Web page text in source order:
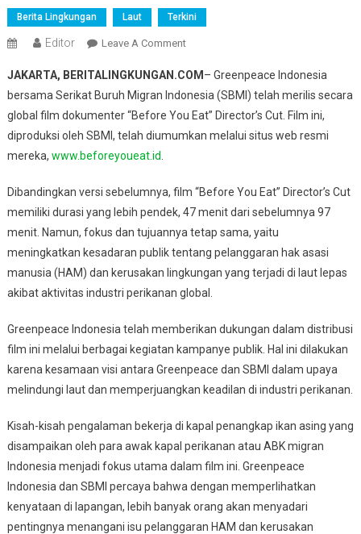
Berita Lingkungan Laut Terkini
Editor Leave A CommentOn
“Before
You
Eat”
Dirilis
Indonesia:
Babak
Baru
Perjuangan
Industri
JAKARTA, BERITALINGKUNGAN.COM– Greenpeace Indonesia
bersama Serikat Buruh Migran Indonesia (SBMI) telah merilis secara
global film dokumenter “Before You Eat” Director’s Cut. Film ini,
diproduksi oleh SBMI, telah diumumkan melalui situs web resmi
mereka, www.beforeyoueat.id
Dibandingkan versi sebelumnya, film “Before You Eat” Director’s Cut
memiliki durasi yang lebih pendek, 47 menit dari sebelumnya 97
menit. Namun, fokus dan tujuannya tetap sama, yaitu
meningkatkan kesadaran publik tentang pelanggaran hak asasi
manusia (HAM) dan kerusakan lingkungan yang terjadi di laut lepas
akibat aktivitas industri perikanan global.
Greenpeace Indonesia telah memberikan dukungan dalam distribusi
film ini melalui berbagai kegiatan kampanye publik. Hal ini dilakukan
karena kesamaan visi antara Greenpeace dan SBMI dalam upaya
melindungi laut dan memperjuangkan keadilan di industri perikanan.
Kisah-kisah pengalaman bekerja di kapal penangkap ikan asing yang
disampaikan oleh para awak kapal perikanan atau ABK migran
Indonesia menjadi fokus utama dalam film ini. Greenpeace
Indonesia dan SBMI percaya bahwa dengan memperlihatkan
kenyataan di lapangan, lebih banyak orang akan menyadari
pentingnya menangani isu pelanggaran HAM dan kerusakan